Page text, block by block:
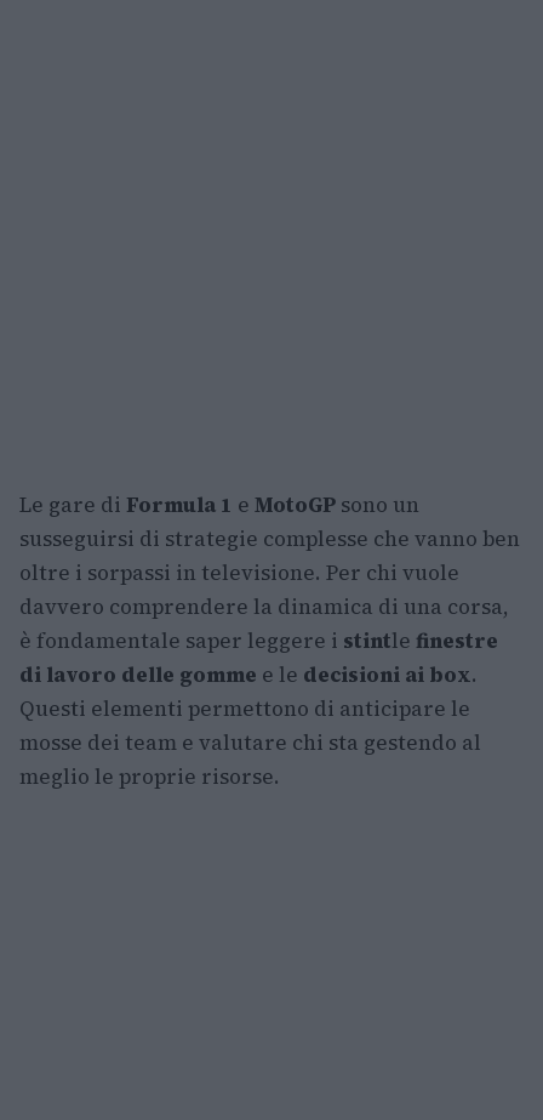
Le gare di Formula 1 e MotoGP sono un
susseguirsi di strategie complesse che vanno ben
oltre i sorpassi in televisione. Per chi vuole
davvero comprendere la dinamica di una corsa,
è fondamentale saper leggere i stintle finestre
di lavoro delle gomme e le decisioni ai box.
Questi elementi permettono di anticipare le
mosse dei team e valutare chi sta gestendo al
meglio le proprie risorse.